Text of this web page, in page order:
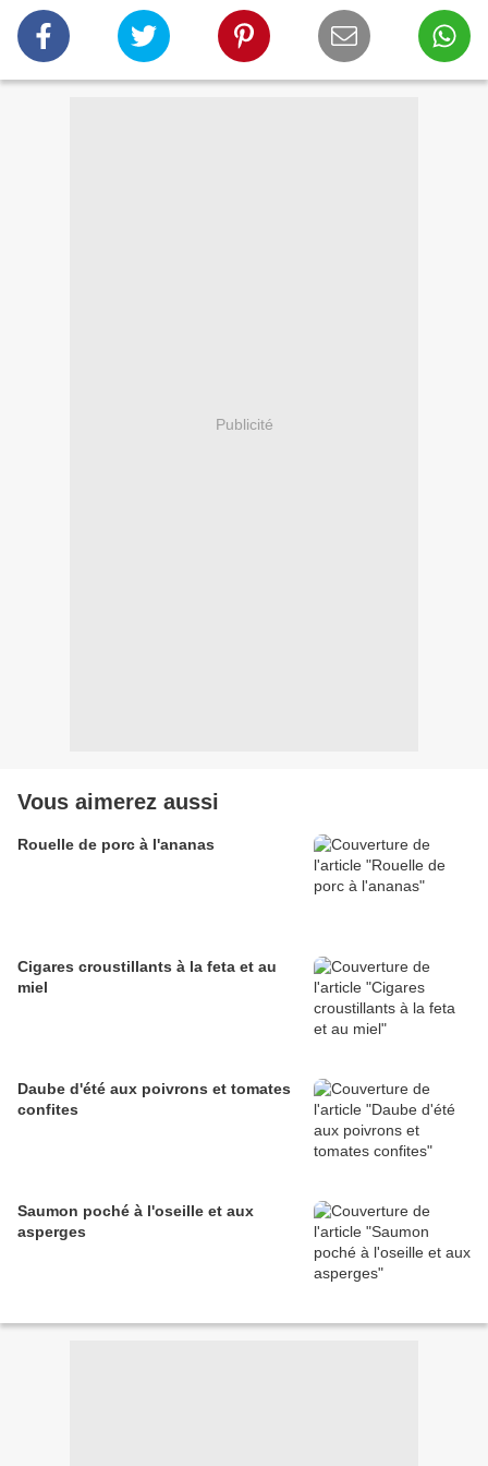
Publicité
Vous aimerez aussi
Rouelle de porc à l'ananas
Cigares croustillants à la feta et au
miel
Daube d'été aux poivrons et tomates
confites
Saumon poché à l'oseille et aux
asperges